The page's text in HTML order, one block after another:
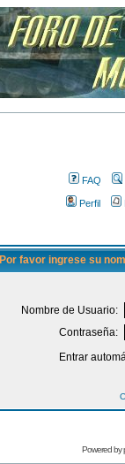
FAQ
Perfil
Por favor ingrese su
Nombre de Usuario:
Contraseña:
Entrar
Powered by